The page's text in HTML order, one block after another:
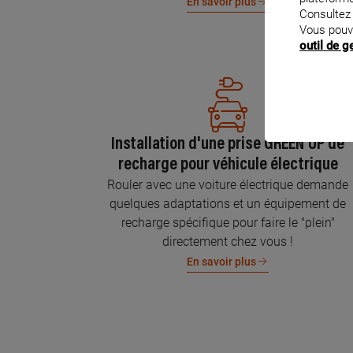
Installation d'une prise GREEN'UP de
recharge pour véhicule électrique
Rouler avec une voiture électrique demande
quelques adaptations et un équipement de
recharge spécifique pour faire le "plein"
directement chez vous !
En savoir plus
Vous
outil de